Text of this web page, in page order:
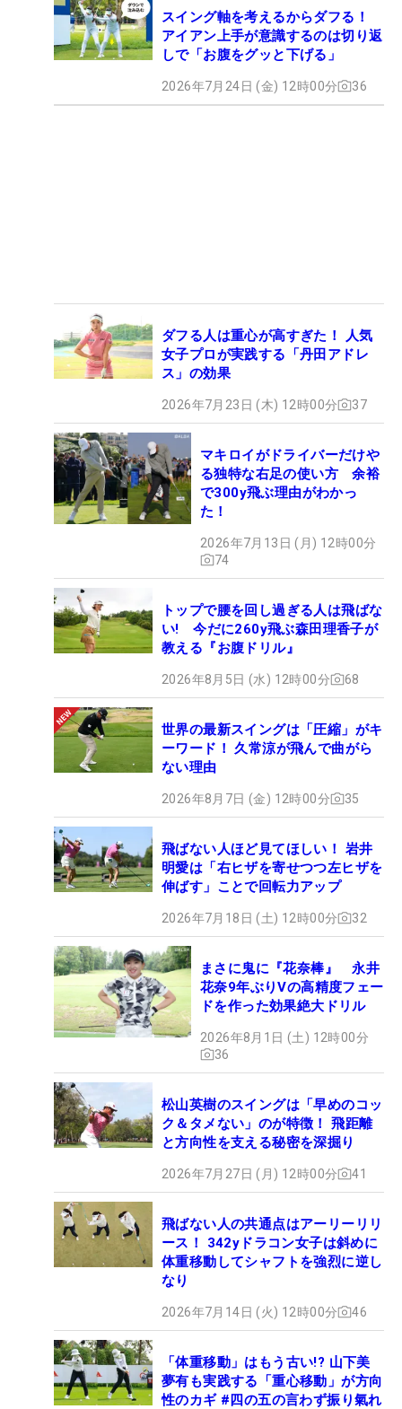
スイング軸を考えるからダフる！
アイアン上手が意識するのは切り返
しで「お腹をグッと下げる」
2026年7月24日 (金) 12時00分 36
ダフる人は重心が高すぎた！ 人気
女子プロが実践する「丹田アドレ
ス」の効果
2026年7月23日 (木) 12時00分 37
マキロイがドライバーだけや
る独特な右足の使い方 余裕
で300y飛ぶ理由がわかっ
た！
2026年7月13日 (月) 12時00分
74
トップで腰を回し過ぎる人は飛ばな
い! 今だに260y飛ぶ森田理香子が
教える『お腹ドリル』
2026年8月5日 (水) 12時00分 68
世界の最新スイングは「圧縮」がキ
ーワード！ 久常涼が飛んで曲がら
ない理由
2026年8月7日 (金) 12時00分 35
飛ばない人ほど見てほしい！ 岩井
明愛は「右ヒザを寄せつつ左ヒザを
伸ばす」ことで回転力アップ
2026年7月18日 (土) 12時00分 32
まさに鬼に『花奈棒』 永井
花奈9年ぶりVの高精度フェー
ドを作った効果絶大ドリル
2026年8月1日 (土) 12時00分
36
松山英樹のスイングは「早めのコッ
ク＆タメない」のが特徴！ 飛距離
と方向性を支える秘密を深掘り
2026年7月27日 (月) 12時00分 41
飛ばない人の共通点はアーリーリリ
ース！ 342yドラコン女子は斜めに
体重移動してシャフトを強烈に逆し
なり
2026年7月14日 (火) 12時00分 46
「体重移動」はもう古い!? 山下美
夢有も実践する「重心移動」が方向
性のカギ #四の五の言わず振り氣れ